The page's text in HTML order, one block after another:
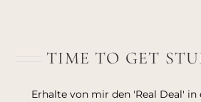
TIME TO GET
Erhalte von mir den 'Real Deal' in